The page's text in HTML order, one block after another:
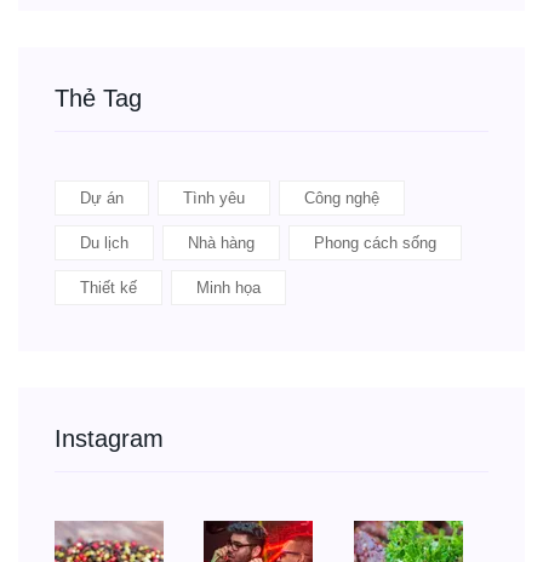
Thẻ Tag
Dự án Tình yêu Công nghệ
Du lịch Nhà hàng Phong cách sống
Thiết kế Minh họa
Instagram